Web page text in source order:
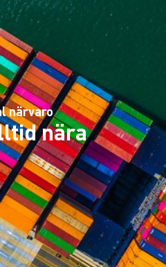
närvaro
nära